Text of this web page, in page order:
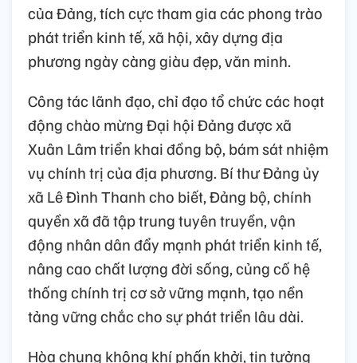
của Đảng, tích cực tham gia các phong trào
phát triển kinh tế, xã hội, xây dựng địa
phương ngày càng giàu đẹp, văn minh.
Công tác lãnh đạo, chỉ đạo tổ chức các hoạt
động chào mừng Đại hội Đảng được xã
Xuân Lâm triển khai đồng bộ, bám sát nhiệm
vụ chính trị của địa phương. Bí thư Đảng ủy
xã Lê Đình Thanh cho biết, Đảng bộ, chính
quyền xã đã tập trung tuyên truyền, vận
động nhân dân đẩy mạnh phát triển kinh tế,
nâng cao chất lượng đời sống, củng cố hệ
thống chính trị cơ sở vững mạnh, tạo nền
tảng vững chắc cho sự phát triển lâu dài.
Hòa chung không khí phấn khởi, tin tưởng